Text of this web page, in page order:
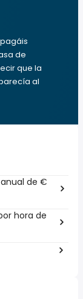
de
que la
al
de €
hora de